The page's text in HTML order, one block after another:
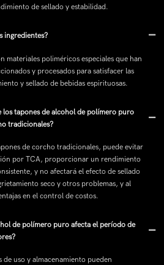
de sellado y estabilidad.
ingredientes?
materiales poliméricos especiales que han
y procesados para satisfacer las
y sellado de bebidas espirituosas.
los tapones de alcohol de polímero puro
tradicionales?
de corcho tradicionales, puede evitar
por TCA, proporcionar un rendimiento
y no afectará el efecto de sellado
seco y otros problemas, y al
en el control de costos.
de polímero puro afecta el período de
de uso y almacenamiento pueden